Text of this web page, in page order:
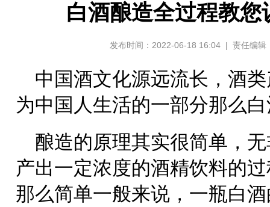
白酒酿造全过程教
发布时间：2022-06-18 16:04 | 责任编
中国酒文化源远流长，酒
为中国人生活的一部分那么
酿造的原理其实很简单，
产出一定浓度的酒精饮料的
那么简单一般来说，一瓶白